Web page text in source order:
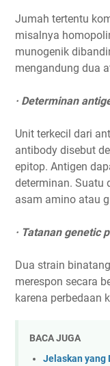
Jumah tertentu
misalnya
munogenik
mengandung dua
· Determinan
Unit terkecil dari
antibody disebut
epitop. Antigen
determinan. Suatu
asam amino atau
· Tatanan genetic
Dua strain
merespon secara
karena perbedaan
BACA JUGA
Jelaskan yang